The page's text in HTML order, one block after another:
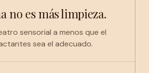
no es más limpieza.
sensorial a menos que el
sea el adecuado.